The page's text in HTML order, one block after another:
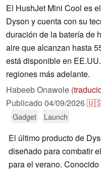
El HushJet Mini Cool es
Dyson y cuenta con su
duración de la batería de
aire que alcanzan hasta
está disponible en
regiones más adelante.
Habeeb Onawole (
Publicado 04/09/2026
Gadget Launch
El último producto de
diseñado para combatir
para el verano.